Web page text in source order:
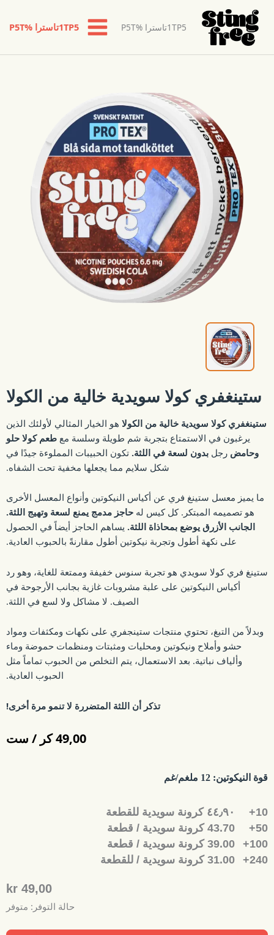
1TP5تاسترا %P5T 1TP5تاسترا %P5T
ستينغفري كولا سويدية خالية من الكولا
ستينغفري كولا سويدية خالية من الكولا هو الخيار المثالي لأولئك الذين
يرغبون في الاستمتاع بتجربة شم طويلة وسلسة مع طعم كولا حلو
وحامض رجل بدون لسعة في اللثة. تكون الحبيبات المملوءة جيدًا في
شكل سلايم مما يجعلها مخفية تحت الشفاه.
ما يميز معسل ستينغ فري عن أكياس النيكوتين وأنواع المعسل الأخرى
هو تصميمه المبتكر. كل كيس له حاجز مدمج يمنع لسعة وتهيج اللثة.
الجانب الأزرق يوضع بمحاذاة اللثة. يساهم الحاجز أيضاً في الحصول
على نكهة أطول وتجربة نيكوتين أطول مقارنةً بالحبوب العادية.
ستينغ فري كولا سويدي هو تجربة سنوس خفيفة وممتعة للغاية، وهو رد
أكياس النيكوتين على علبة مشروبات غازية بجانب الأرجوحة في
الصيف. لا مشاكل ولا لسع في اللثة.
وبدلاً من التبغ، تحتوي منتجات ستينجفري على نكهات ومكثفات ومواد
حشو وأملاح ونيكوتين ومحليات ومثبتات ومنظمات حموضة وماء
وألياف نباتية. بعد الاستعمال، يتم التخلص من الحبوب تماماً مثل
الحبوب العادية.
تذكر أن اللثة المتضررة لا تنمو مرة أخرى!
49,00كر / ست
قوة النيكوتين: 12 ملغم/غم
10+
٤٤٫٩٠ كرونة سويدية للقطعة
50+
43.70 كرونة سويدية / قطعة
100+
39.00 كرونة سويدية / قطعة
240+
31.00 كرونة سويدية / للقطعة
49,00 kr
حالة التوفر: متوفر